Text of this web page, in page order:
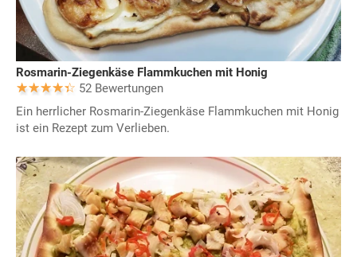
Rosmarin-Ziegenkäse Flammkuchen mit Honig
52 Bewertungen
Ein herrlicher Rosmarin-Ziegenkäse Flammkuchen mit Honig
ist ein Rezept zum Verlieben.